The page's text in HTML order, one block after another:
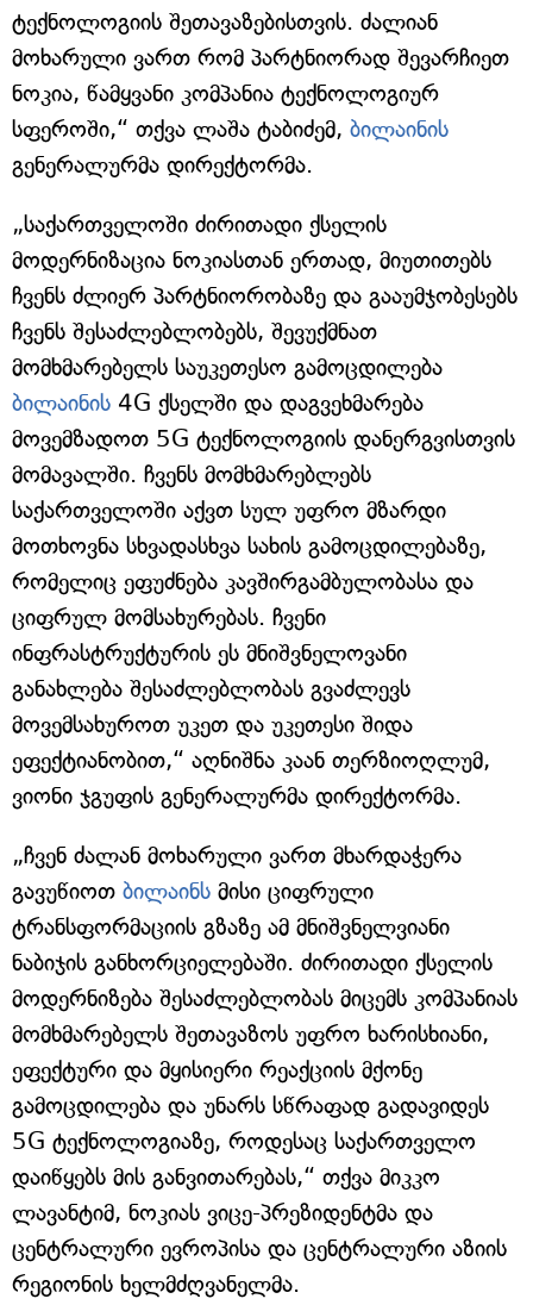
ტექნოლოგიის შეთავაზებისთვის. ძალიან
მოხარული ვართ რომ პარტნიორად შევარჩიეთ
ნოკია, წამყვანი კომპანია ტექნოლოგიურ
სფეროში,“ თქვა ლაშა ტაბიძემ, ბილაინის
გენერალურმა დირექტორმა.
„საქართველოში ძირითადი ქსელის
მოდერნიზაცია ნოკიასთან ერთად, მიუთითებს
ჩვენს ძლიერ პარტნიორობაზე და გააუმჯობესებს
ჩვენს შესაძლებლობებს, შევუქმნათ
მომხმარებელს საუკეთესო გამოცდილება
ბილაინის 4G ქსელში და დაგვეხმარება
მოვემზადოთ 5G ტექნოლოგიის დანერგვისთვის
მომავალში. ჩვენს მომხმარებლებს
საქართველოში აქვთ სულ უფრო მზარდი
მოთხოვნა სხვადასხვა სახის გამოცდილებაზე,
რომელიც ეფუძნება კავშირგამბულობასა და
ციფრულ მომსახურებას. ჩვენი
ინფრასტრუქტურის ეს მნიშვნელოვანი
განახლება შესაძლებლობას გვაძლევს
მოვემსახუროთ უკეთ და უკეთესი შიდა
ეფექტიანობით,“ აღნიშნა კაან თერზიოღლუმ,
ვიონი ჯგუფის გენერალურმა დირექტორმა.
„ჩვენ ძალან მოხარული ვართ მხარდაჭერა
გავუწიოთ ბილაინს მისი ციფრული
ტრანსფორმაციის გზაზე ამ მნიშვნელვიანი
ნაბიჯის განხორციელებაში. ძირითადი ქსელის
მოდერნიზება შესაძლებლობას მიცემს კომპანიას
მომხმარებელს შეთავაზოს უფრო ხარისხიანი,
ეფექტური და მყისიერი რეაქციის მქონე
გამოცდილება და უნარს სწრაფად გადავიდეს
5G ტექნოლოგიაზე, როდესაც საქართველო
დაიწყებს მის განვითარებას,“ თქვა მიკკო
ლავანტიმ, ნოკიას ვიცე-პრეზიდენტმა და
ცენტრალური ევროპისა და ცენტრალური აზიის
რეგიონის ხელმძღვანელმა.